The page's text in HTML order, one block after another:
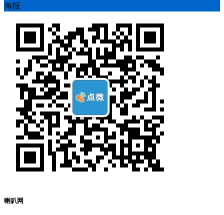
海报
喇叭网